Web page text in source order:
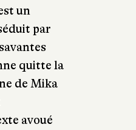
un
par
quitte la
de Mika
avoué